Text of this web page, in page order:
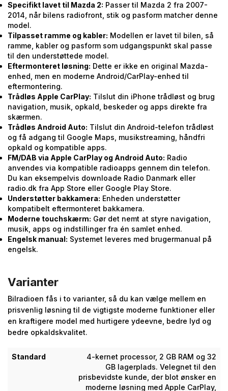
Specifikt lavet til Mazda 2: Passer til Mazda 2 fra 2007-
2014, når bilens radiofront, stik og pasform matcher denne
model.
Tilpasset ramme og kabler: Modellen er lavet til bilen, så
ramme, kabler og pasform som udgangspunkt skal passe
til den understøttede model.
Eftermonteret løsning: Dette er ikke en original Mazda-
enhed, men en moderne Android/CarPlay-enhed til
eftermontering.
Trådløs Apple CarPlay: Tilslut din iPhone trådløst og brug
navigation, musik, opkald, beskeder og apps direkte fra
skærmen.
Trådløs Android Auto: Tilslut din Android-telefon trådløst
og få adgang til Google Maps, musikstreaming, håndfri
opkald og kompatible apps.
FM/DAB via Apple CarPlay og Android Auto: Radio
anvendes via kompatible radioapps gennem din telefon.
Du kan eksempelvis downloade Radio Danmark eller
radio.dk fra App Store eller Google Play Store.
Understøtter bakkamera: Enheden understøtter
kompatibelt eftermonteret bakkamera.
Moderne touchskærm: Gør det nemt at styre navigation,
musik, apps og indstillinger fra én samlet enhed.
Engelsk manual: Systemet leveres med brugermanual på
engelsk.
Varianter
Bilradioen fås i to varianter, så du kan vælge mellem en
prisvenlig løsning til de vigtigste moderne funktioner eller
en kraftigere model med hurtigere ydeevne, bedre lyd og
bedre opkaldskvalitet.
Standard
4-kernet processor, 2 GB RAM og 32
GB lagerplads. Velegnet til den
prisbevidste kunde, der blot ønsker en
moderne løsning med Apple CarPlay,